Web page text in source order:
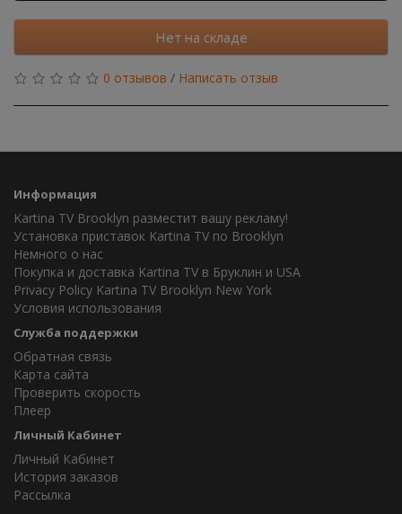
Нет на складе
0 отзывов / Написать отзыв
Информация
Kartina TV Brooklyn разместит вашу рекламу!
Установка приставок Kartina TV по Brooklyn
Немного о нас
Покупка и доставка Kartina TV в Бруклин и USA
Privacy Policy Kartina TV Brooklyn New York
Условия использования
Служба поддержки
Обратная связь
Карта сайта
Проверить скорость
Плеер
Личный Кабинет
Личный Кабинет
История заказов
Рассылка